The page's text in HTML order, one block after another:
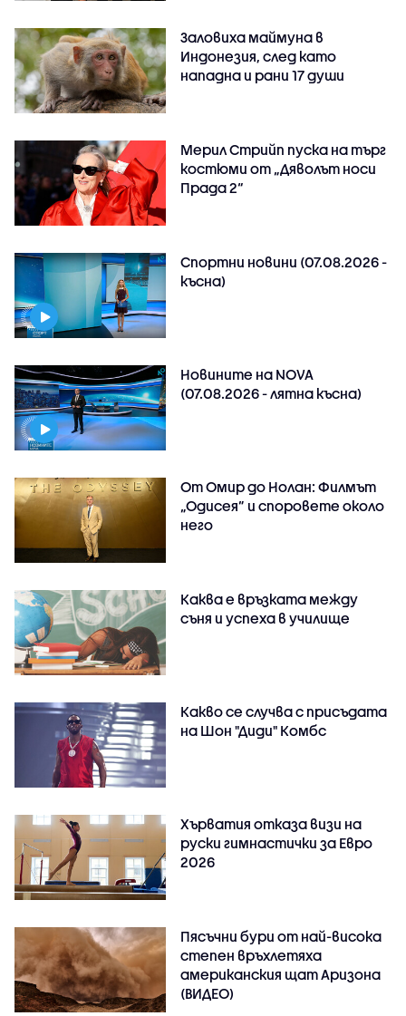
Заловиха маймуна в
Индонезия, след като
нападна и рани 17 души
Мерил Стрийп пуска на търг
костюми от „Дяволът носи
Прада 2“
Спортни новини (07.08.2026 -
късна)
Новините на NOVA
(07.08.2026 - лятна късна)
От Омир до Нолан: Филмът
„Одисея” и споровете около
него
Каква е връзката между
съня и успеха в училище
Какво се случва с присъдата
на Шон "Диди" Комбс
Хърватия отказа визи на
руски гимнастички за Евро
2026
Пясъчни бури от най-висока
степен връхлетяха
американския щат Аризона
(ВИДЕО)